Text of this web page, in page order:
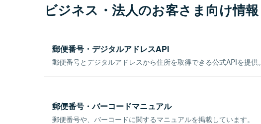
ビジネス・法人のお客さま向け情報
郵便番号・デジタルアドレスAPI
郵便番号とデジタルアドレスから住所を取得できる公式APIを提供。
郵便番号・バーコードマニュアル
郵便番号や、バーコードに関するマニュアルを掲載しています。